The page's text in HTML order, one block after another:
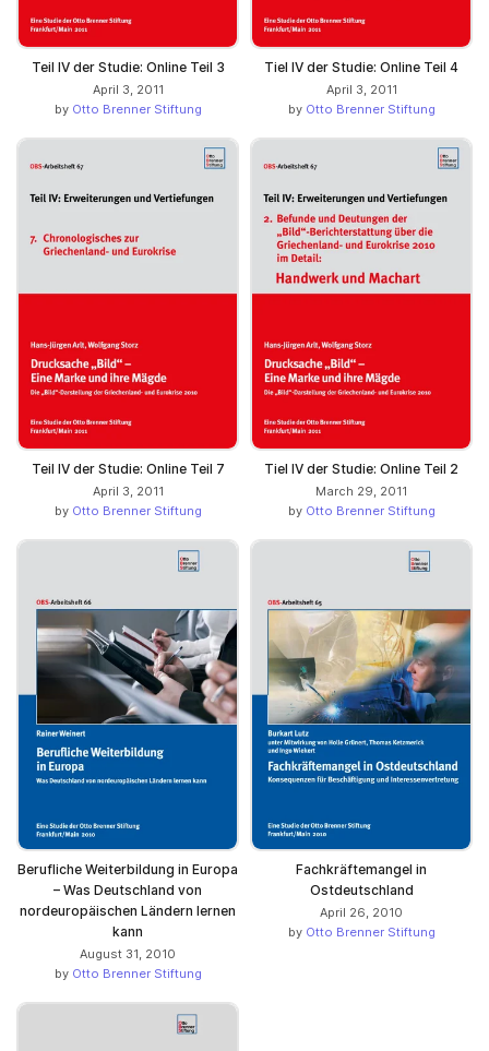
Teil IV der Studie: Online Teil 3
April 3, 2011
by Otto Brenner Stiftung
Tiel IV der Studie: Online Teil 4
April 3, 2011
by Otto Brenner Stiftung
Teil IV der Studie: Online Teil 7
April 3, 2011
by Otto Brenner Stiftung
Tiel IV der Studie: Online Teil 2
March 29, 2011
by Otto Brenner Stiftung
Berufliche Weiterbildung in Europa
– Was Deutschland von
nordeuropäischen Ländern lernen
kann
August 31, 2010
by Otto Brenner Stiftung
Fachkräftemangel in
Ostdeutschland
April 26, 2010
by Otto Brenner Stiftung